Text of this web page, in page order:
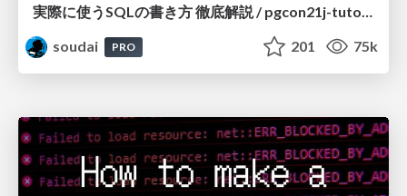
実際に使うSQLの書き方 徹底解説 / pgcon21j-tutorial
soudai
PRO 201 75k